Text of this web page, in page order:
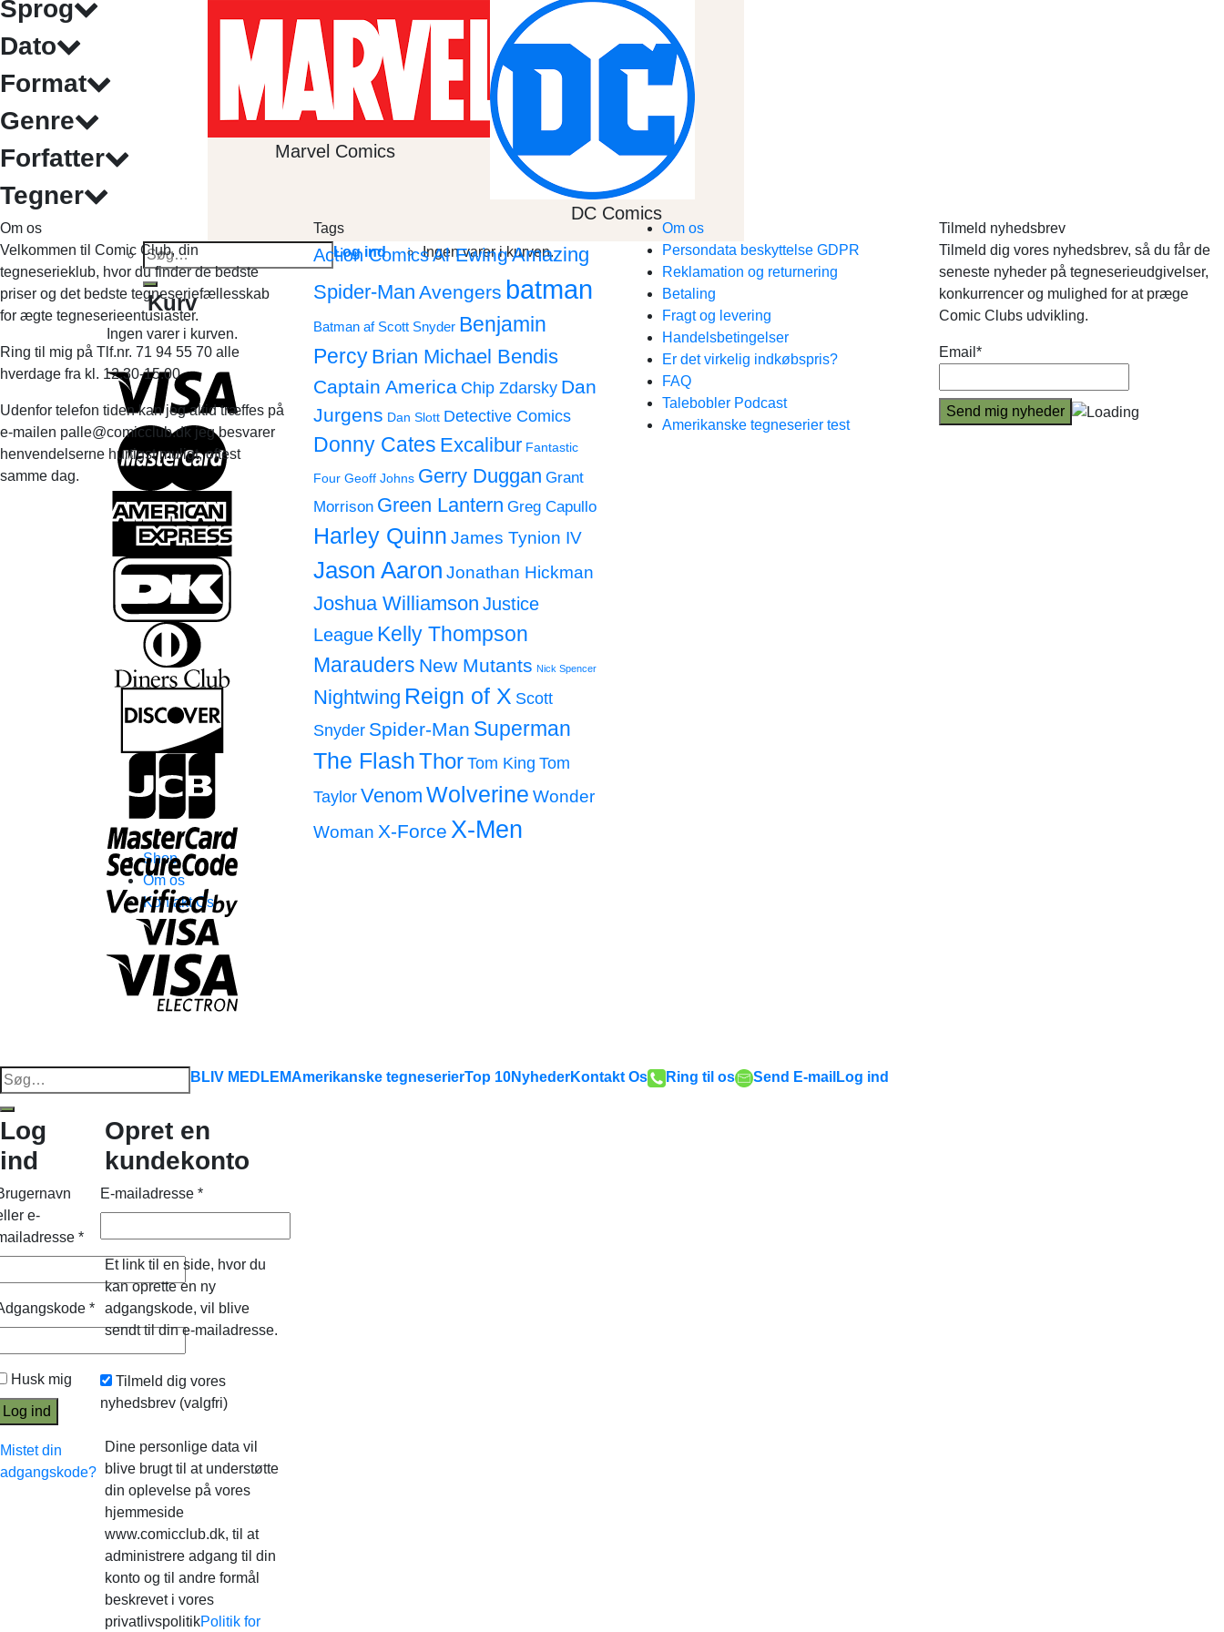
Marvel Comics
DC Comics
Søg
efter:
Log ind Ingen varer i kurven.
Kurv
Ingen varer i kurven.
Sprog
Dato
Format
Genre
Forfatter
Tegner
Om os
Velkommen til Comic Club, din
tegneserieklub, hvor du finder de bedste
priser og det bedste tegneseriefællesskab
for ægte tegneserieentusiaster.
Ring til mig på Tlf.nr. 71 94 55 70 alle
hverdage fra kl. 12.30-15.00
Udenfor telefon tiden kan jeg altid træffes på
e-mailen palle@comicclub.dk jeg besvarer
henvendelserne hurtigst muligt, oftest
samme dag.
Tags
Action ComicsAl EwingAmazing
Spider-Man Avengers batman
Batman af Scott Snyder Benjamin
Percy Brian Michael Bendis
Captain America Chip Zdarsky Dan
Jurgens Dan Slott Detective Comics
Donny Cates Excalibur Fantastic
Four Geoff Johns Gerry Duggan Grant
Morrison Green Lantern Greg Capullo
Harley Quinn James Tynion IV
Jason Aaron Jonathan Hickman
Joshua Williamson Justice
League Kelly Thompson
Marauders New Mutants Nick Spencer
Nightwing Reign of X Scott
Snyder Spider-Man Superman
The FlashThor Tom King Tom
Taylor Venom Wolverine Wonder
Woman X-Force X-Men
Om os
Persondata beskyttelse GDPR
Reklamation og returnering
Betaling
Fragt og levering
Handelsbetingelser
Er det virkelig indkøbspris?
FAQ
Talebobler Podcast
Amerikanske tegneserier test
Tilmeld nyhedsbrev
Tilmeld dig vores nyhedsbrev, så du får de
seneste nyheder på tegneserieudgivelser,
konkurrencer og mulighed for at præge
Comic Clubs udvikling.
Email*
Shop
Om os
Kontakt Os
Søg
efter:
BLIV MEDLEMAmerikanske tegneserierTop 10NyhederKontakt Os Ring til os Send E-mail Log ind
Log
ind
e-
*
*
Husk mig
Log ind
Mistet din
adgangskode?
Opret en
kundekonto
E-mailadresse *
Et link til en side, hvor du
kan oprette en ny
adgangskode, vil blive
sendt til din e-mailadresse.
Tilmeld dig vores
nyhedsbrev (valgfri)
Dine personlige data vil
blive brugt til at understøtte
din oplevelse på vores
hjemmeside
www.comicclub.dk, til at
administrere adgang til din
konto og til andre formål
beskrevet i vores
privatlivspolitikPolitik for